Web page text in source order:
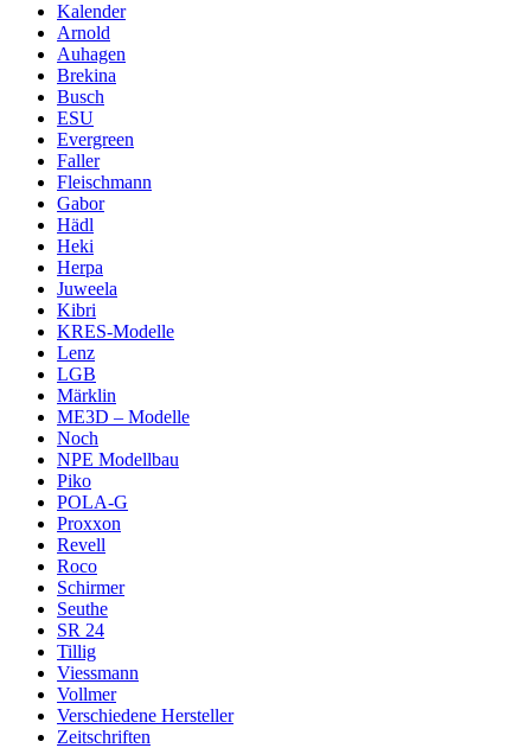
Kalender
Arnold
Auhagen
Brekina
Busch
ESU
Evergreen
Faller
Fleischmann
Gabor
Hädl
Heki
Herpa
Juweela
Kibri
KRES-Modelle
Lenz
LGB
Märklin
ME3D – Modelle
Noch
NPE Modellbau
Piko
POLA-G
Proxxon
Revell
Roco
Schirmer
Seuthe
SR 24
Tillig
Viessmann
Vollmer
Verschiedene Hersteller
Zeitschriften